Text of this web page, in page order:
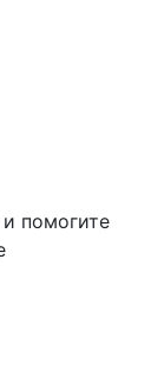
помогите